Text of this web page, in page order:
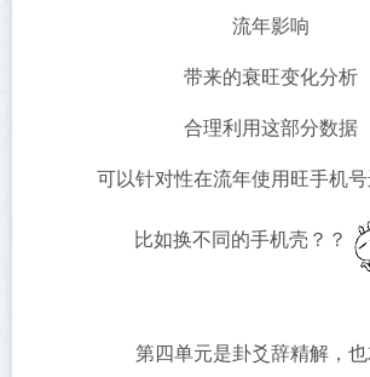
流年影响
带来的衰旺变化分析
合理利用这部分数据
可以针对性在流年使用旺手机
比如换不同的手机壳？？
第四单元是卦爻辞精解，